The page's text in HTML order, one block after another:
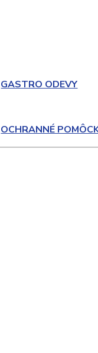
GASTRO ODEVY
OCHRANNÉ